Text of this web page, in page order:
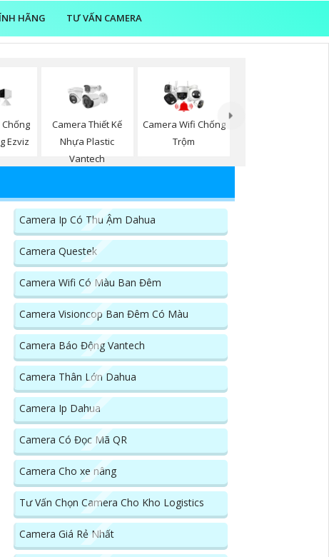
HÃNG TƯ VẤN CAMERA
Ezviz
Camera Thiết Kế
Nhựa Plastic
Vantech
Camera Wifi Chống
Trộm
Camera Ip Có Thu Ậm Dahua
Camera Questek
Camera Wifi Có Màu Ban Đêm
Camera Visioncop Ban Đêm Có Màu
Camera Báo Động Vantech
Camera Thân Lớn Dahua
Camera Ip Dahua
Camera Có Đọc Mã QR
Camera Cho xe nâng
Tư Vấn Chọn Camera Cho Kho Logistics
Camera Giá Rẻ Nhất